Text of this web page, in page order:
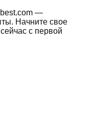
—
Начните свое
с первой